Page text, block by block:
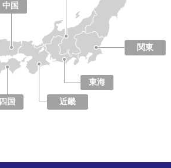
関東
東海
愛知県
岐阜県
三重県
静岡県
近畿
中国
四国